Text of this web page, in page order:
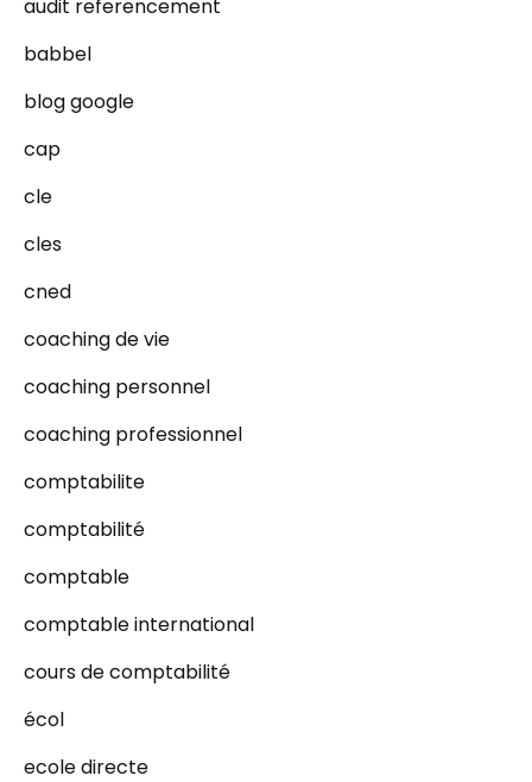
audit referencement
babbel
blog google
cap
cle
cles
cned
coaching de vie
coaching personnel
coaching professionnel
comptabilite
comptabilité
comptable
comptable international
cours de comptabilité
écol
ecole directe